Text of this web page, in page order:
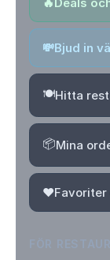
💸Bjud in
🍽️Hitta
📦Mina
❤️